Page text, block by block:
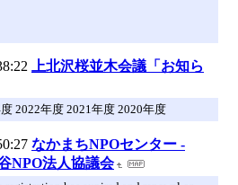
上北沢桜並木会議「お知ら
2022年度 2021年度 2020年度
なかまちNPOセンター -
NPO法人協議会